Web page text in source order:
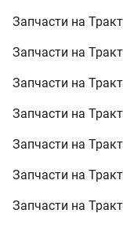
Запчасти на
Запчасти на
Запчасти на
Запчасти на
Запчасти на
Запчасти на
Запчасти на